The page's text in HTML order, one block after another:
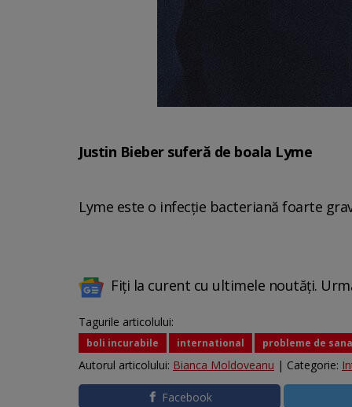
Justin Bieber suferă de boala Lyme
Lyme este o infecție bacteriană foarte
Fiți la curent cu ultimele noutăți.
Tagurile articolului:
boli incurabile international probleme de
Autorul articolului: Bianca Moldoveanu | Categorie:
Facebook